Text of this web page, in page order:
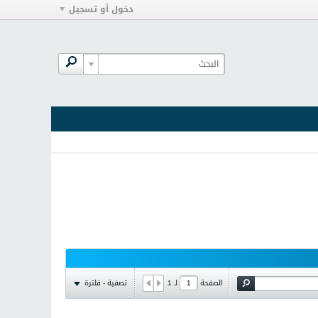
دخول أو تسجيل
الصفحة لـ1 تصفية - فلترة